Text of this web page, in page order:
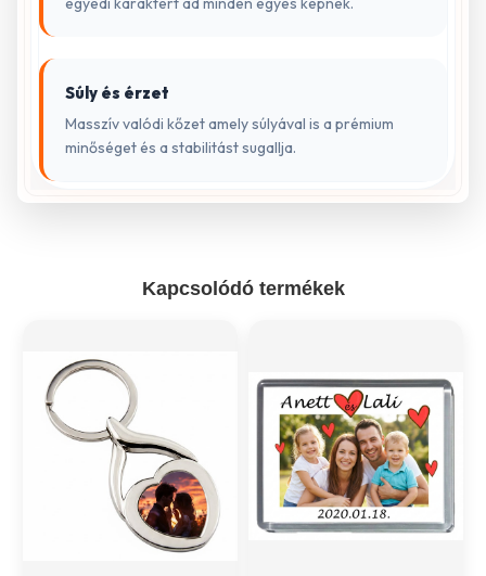
Súly és érzet
Masszív valódi kőzet amely súlyával is a prémium
minőséget és a stabilitást sugallja.
Kapcsolódó termékek